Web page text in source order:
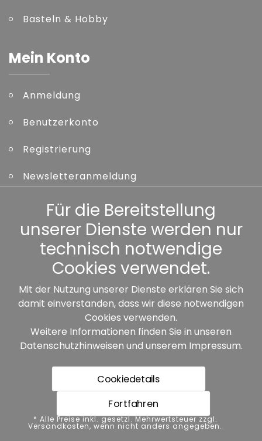
Basteln & Hobby
Mein Konto
Anmeldung
Benutzerkonto
Registrierung
Newsletteranmeldung
Kennwort vergessen
Sonstiges
Unsere Partner:
* Alle Preise inkl. gesetzl. Mehrwertsteuer zzgl.
Versandkosten, wenn nicht anders angegeben.
Für die Bereitstellung
unserer Dienste werden nur
technisch notwendige
Cookies verwendet.
Mit der Nutzung unserer Dienste erklären Sie sich
damit einverstanden, dass wir diese notwendigen
Cookies verwenden.
Weitere Informationen finden Sie in unseren
Datenschutzhinweisen und unserem Impressum.
Cookiedetails
Fortfahren
* Alle Preise inkl. gesetzl. Mehrwertsteuer zzgl.
Versandkosten, wenn nicht anders angegeben.